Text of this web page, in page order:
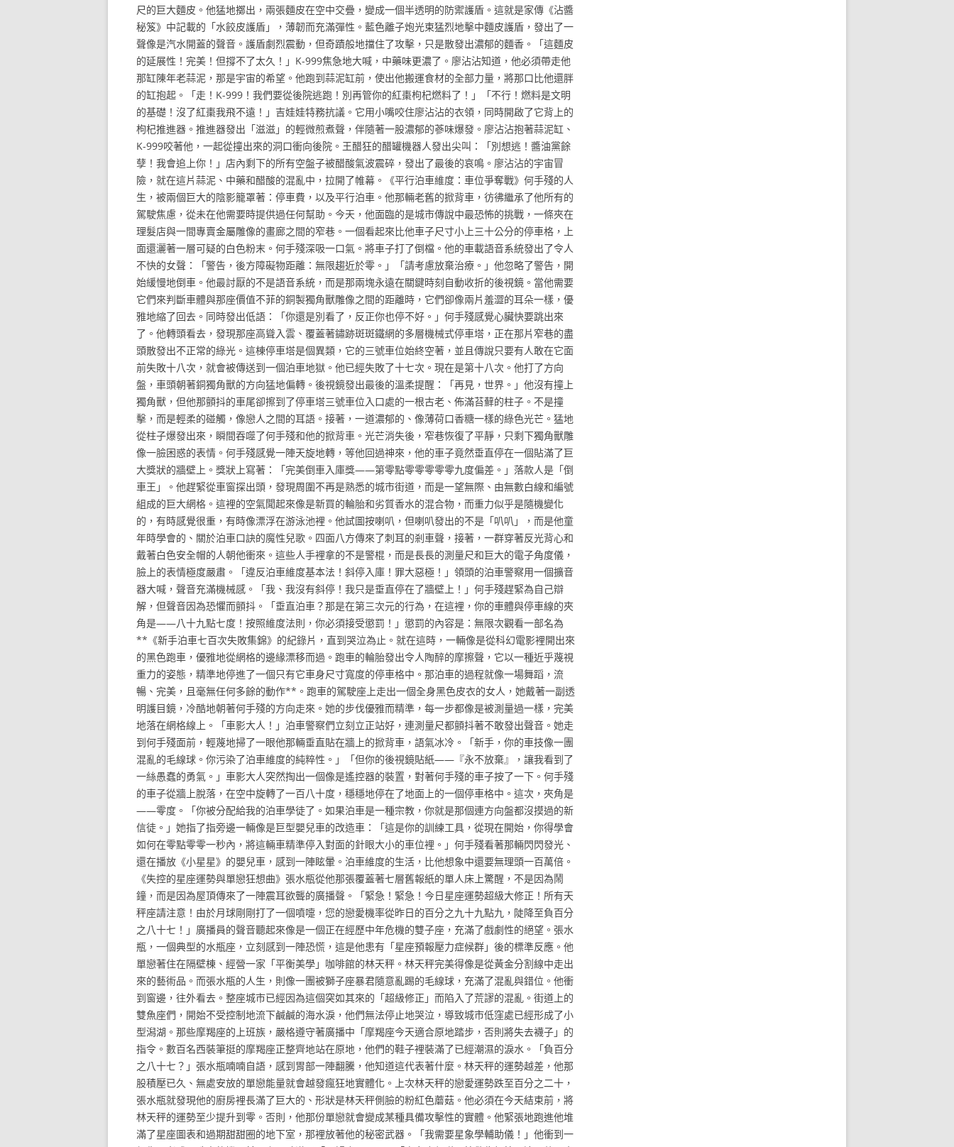
尺的巨大麵皮。他猛地擲出，兩張麵皮在空中交疊，變成一個半透明的防禦護盾。這就是家傳《沾醬
秘笈》中記載的「水餃皮護盾」，薄韌而充滿彈性。藍色離子炮光束猛烈地擊中麵皮護盾，發出了一
聲像是汽水開蓋的聲音。護盾劇烈震動，但奇蹟般地擋住了攻擊，只是散發出濃郁的麵香。「這麵皮
的延展性！完美！但撐不了太久！」K-999焦急地大喊，中藥味更濃了。廖沾沾知道，他必須帶走他
那缸陳年老蒜泥，那是宇宙的希望。他跑到蒜泥缸前，使出他搬運食材的全部力量，將那口比他還胖
的缸抱起。「走！K-999！我們要從後院逃跑！別再管你的紅棗枸杞燃料了！」「不行！燃料是文明
的基礎！沒了紅棗我飛不遠！」吉娃娃特務抗議。它用小嘴咬住廖沾沾的衣領，同時開啟了它背上的
枸杞推進器。推進器發出「滋滋」的輕微煎煮聲，伴隨著一股濃郁的蔘味爆發。廖沾沾抱著蒜泥缸、
K-999咬著他，一起從撞出來的洞口衝向後院。王醋狂的醋罐機器人發出尖叫：「別想逃！醬油黨餘
孽！我會追上你！」店內剩下的所有空盤子被醋酸氣波震碎，發出了最後的哀鳴。廖沾沾的宇宙冒
險，就在這片蒜泥、中藥和醋酸的混亂中，拉開了帷幕。《平行泊車維度：車位爭奪戰》何手殘的人
生，被兩個巨大的陰影籠罩著：停車費，以及平行泊車。他那輛老舊的掀背車，彷彿繼承了他所有的
駕駛焦慮，從未在他需要時提供過任何幫助。今天，他面臨的是城市傳說中最恐怖的挑戰，一條夾在
理髮店與一間專賣金屬雕像的畫廊之間的窄巷。一個看起來比他車子尺寸小上三十公分的停車格，上
面還灑著一層可疑的白色粉末。何手殘深吸一口氣。將車子打了倒檔。他的車載語音系統發出了令人
不快的女聲：「警告，後方障礙物距離：無限趨近於零。」「請考慮放棄治療。」他忽略了警告，開
始緩慢地倒車。他最討厭的不是語音系統，而是那兩塊永遠在關鍵時刻自動收折的後視鏡。當他需要
它們來判斷車體與那座價值不菲的銅製獨角獸雕像之間的距離時，它們卻像兩片羞澀的耳朵一樣，優
雅地縮了回去。同時發出低語：「你還是別看了，反正你也停不好。」何手殘感覺心臟快要跳出來
了。他轉頭看去，發現那座高聳入雲、覆蓋著鏽跡斑斑鐵網的多層機械式停車塔，正在那片窄巷的盡
頭散發出不正常的綠光。這棟停車塔是個異類，它的三號車位始終空著，並且傳說只要有人敢在它面
前失敗十八次，就會被傳送到一個泊車地獄。他已經失敗了十七次。現在是第十八次。他打了方向
盤，車頭朝著銅獨角獸的方向猛地偏轉。後視鏡發出最後的溫柔提醒：「再見，世界。」他沒有撞上
獨角獸，但他那顫抖的車尾卻擦到了停車塔三號車位入口處的一根古老、佈滿苔蘚的柱子。不是撞
擊，而是輕柔的碰觸，像戀人之間的耳語。接著，一道濃郁的、像薄荷口香糖一樣的綠色光芒。猛地
從柱子爆發出來，瞬間吞噬了何手殘和他的掀背車。光芒消失後，窄巷恢復了平靜，只剩下獨角獸雕
像一臉困惑的表情。何手殘感覺一陣天旋地轉，等他回過神來，他的車子竟然垂直停在一個貼滿了巨
大獎狀的牆壁上。獎狀上寫著：「完美倒車入庫獎——第零點零零零零零九度偏差。」落款人是「倒
車王」。他趕緊從車窗探出頭，發現周圍不再是熟悉的城市街道，而是一望無際、由無數白線和編號
組成的巨大網格。這裡的空氣聞起來像是新買的輪胎和劣質香水的混合物，而重力似乎是隨機變化
的，有時感覺很重，有時像漂浮在游泳池裡。他試圖按喇叭，但喇叭發出的不是「叭叭」，而是他童
年時學會的、關於泊車口訣的魔性兒歌。四面八方傳來了刺耳的剎車聲，接著，一群穿著反光背心和
戴著白色安全帽的人朝他衝來。這些人手裡拿的不是警棍，而是長長的測量尺和巨大的電子角度儀，
臉上的表情極度嚴肅。「違反泊車維度基本法！斜停入庫！罪大惡極！」領頭的泊車警察用一個擴音
器大喊，聲音充滿機械感。「我、我沒有斜停！我只是垂直停在了牆壁上！」何手殘趕緊為自己辯
解，但聲音因為恐懼而顫抖。「垂直泊車？那是在第三次元的行為，在這裡，你的車體與停車線的夾
角是——八十九點七度！按照維度法則，你必須接受懲罰！」懲罰的內容是：無限次觀看一部名為
**《新手泊車七百次失敗集錦》的紀錄片，直到哭泣為止。就在這時，一輛像是從科幻電影裡開出來
的黑色跑車，優雅地從網格的邊緣漂移而過。跑車的輪胎發出令人陶醉的摩擦聲，它以一種近乎蔑視
重力的姿態，精準地停進了一個只有它車身尺寸寬度的停車格中。那泊車的過程就像一場舞蹈，流
暢、完美，且毫無任何多餘的動作**。跑車的駕駛座上走出一個全身黑色皮衣的女人，她戴著一副透
明護目鏡，冷酷地朝著何手殘的方向走來。她的步伐優雅而精準，每一步都像是被測量過一樣，完美
地落在網格線上。「車影大人！」泊車警察們立刻立正站好，連測量尺都顫抖著不敢發出聲音。她走
到何手殘面前，輕蔑地掃了一眼他那輛垂直貼在牆上的掀背車，語氣冰冷。「新手，你的車技像一團
混亂的毛線球。你污染了泊車維度的純粹性。」「但你的後視鏡貼紙——『永不放棄』，讓我看到了
一絲愚蠢的勇氣。」車影大人突然掏出一個像是遙控器的裝置，對著何手殘的車子按了一下。何手殘
的車子從牆上脫落，在空中旋轉了一百八十度，穩穩地停在了地面上的一個停車格中。這次，夾角是
——零度。「你被分配給我的泊車學徒了。如果泊車是一種宗教，你就是那個連方向盤都沒摸過的新
信徒。」她指了指旁邊一輛像是巨型嬰兒車的改造車：「這是你的訓練工具，從現在開始，你得學會
如何在零點零零一秒內，將這輛車精準停入對面的針眼大小的車位裡。」何手殘看著那輛閃閃發光、
還在播放《小星星》的嬰兒車，感到一陣眩暈。泊車維度的生活，比他想象中還要無理頭一百萬倍。
《失控的星座運勢與單戀狂想曲》張水瓶從他那張覆蓋著七層舊報紙的單人床上驚醒，不是因為鬧
鐘，而是因為屋頂傳來了一陣震耳欲聾的廣播聲。「緊急！緊急！今日星座運勢超級大修正！所有天
秤座請注意！由於月球剛剛打了一個噴嚏，您的戀愛機率從昨日的百分之九十九點九，陡降至負百分
之八十七！」廣播員的聲音聽起來像是一個正在經歷中年危機的雙子座，充滿了戲劇性的絕望。張水
瓶，一個典型的水瓶座，立刻感到一陣恐慌，這是他患有「星座預報壓力症候群」後的標準反應。他
單戀著住在隔壁棟、經營一家「平衡美學」咖啡館的林天秤。林天秤完美得像是從黃金分割線中走出
來的藝術品。而張水瓶的人生，則像一團被獅子座暴君隨意亂踢的毛線球，充滿了混亂與錯位。他衝
到窗邊，往外看去。整座城市已經因為這個突如其來的「超級修正」而陷入了荒謬的混亂。街道上的
雙魚座們，開始不受控制地流下鹹鹹的海水淚，他們無法停止地哭泣，導致城市低窪處已經形成了小
型潟湖。那些摩羯座的上班族，嚴格遵守著廣播中「摩羯座今天適合原地踏步，否則將失去襪子」的
指令。數百名西裝筆挺的摩羯座正整齊地站在原地，他們的鞋子裡裝滿了已經潮濕的淚水。「負百分
之八十七？」張水瓶喃喃自語，感到胃部一陣翻騰，他知道這代表著什麼。林天秤的運勢越差，他那
股積壓已久、無處安放的單戀能量就會越發瘋狂地實體化。上次林天秤的戀愛運勢跌至百分之二十，
張水瓶就發現他的廚房裡長滿了巨大的、形狀是林天秤側臉的粉紅色蘑菇。他必須在今天結束前，將
林天秤的運勢至少提升到零。否則，他那份單戀就會變成某種具備攻擊性的實體。他緊張地跑進他堆
滿了星座圖表和過期甜甜圈的地下室，那裡放著他的秘密武器。「我需要星象學輔助儀！」他衝到一